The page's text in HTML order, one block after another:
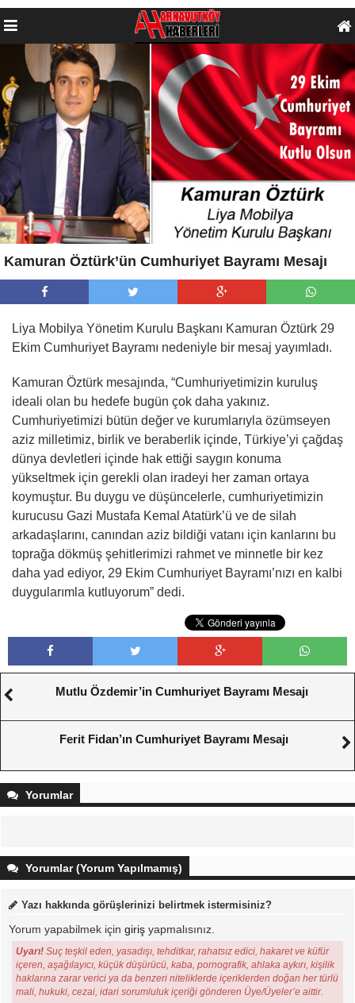
Kamuran Öztürk’ün Cumhuriyet Bayramı Mesajı
Liya Mobilya Yönetim Kurulu Başkanı Kamuran Öztürk 29
Ekim Cumhuriyet Bayramı nedeniyle bir mesaj yayımladı.
Kamuran Öztürk mesajında, “Cumhuriyetimizin kuruluş
ideali olan bu hedefe bugün çok daha yakınız.
Cumhuriyetimizi bütün değer ve kurumlarıyla özümseyen
aziz milletimiz, birlik ve beraberlik içinde, Türkiye’yi çağdaş
dünya devletleri içinde hak ettiği saygın konuma
yükseltmek için gerekli olan iradeyi her zaman ortaya
koymuştur. Bu duygu ve düşüncelerle, cumhuriyetimizin
kurucusu Gazi Mustafa Kemal Atatürk’ü ve de silah
arkadaşlarını, canından aziz bildiği vatanı için kanlarını bu
toprağa dökmüş şehitlerimizi rahmet ve minnetle bir kez
daha yad ediyor, 29 Ekim Cumhuriyet Bayramı’nızı en kalbi
duygularımla kutluyorum” dedi.
Mutlu Özdemir’in Cumhuriyet Bayramı Mesajı
Ferit Fidan’ın Cumhuriyet Bayramı Mesajı
Yorumlar
Yorumlar (Yorum Yapılmamış)
Yazı hakkında görüşlerinizi belirtmek istermisiniz?
Yorum yapabilmek için giriş yapmalısınız.
Uyarı! Suç teşkil eden, yasadışı, tehditkar, rahatsız edici, hakaret ve küfür
içeren, aşağılayıcı, küçük düşürücü, kaba, pornografik, ahlaka aykırı, kişilik
haklarına zarar verici ya da benzeri niteliklerde içeriklerden doğan her türlü
mali, hukuki, cezai, idari sorumluluk içeriği gönderen Üye/Üyeler’e aittir.